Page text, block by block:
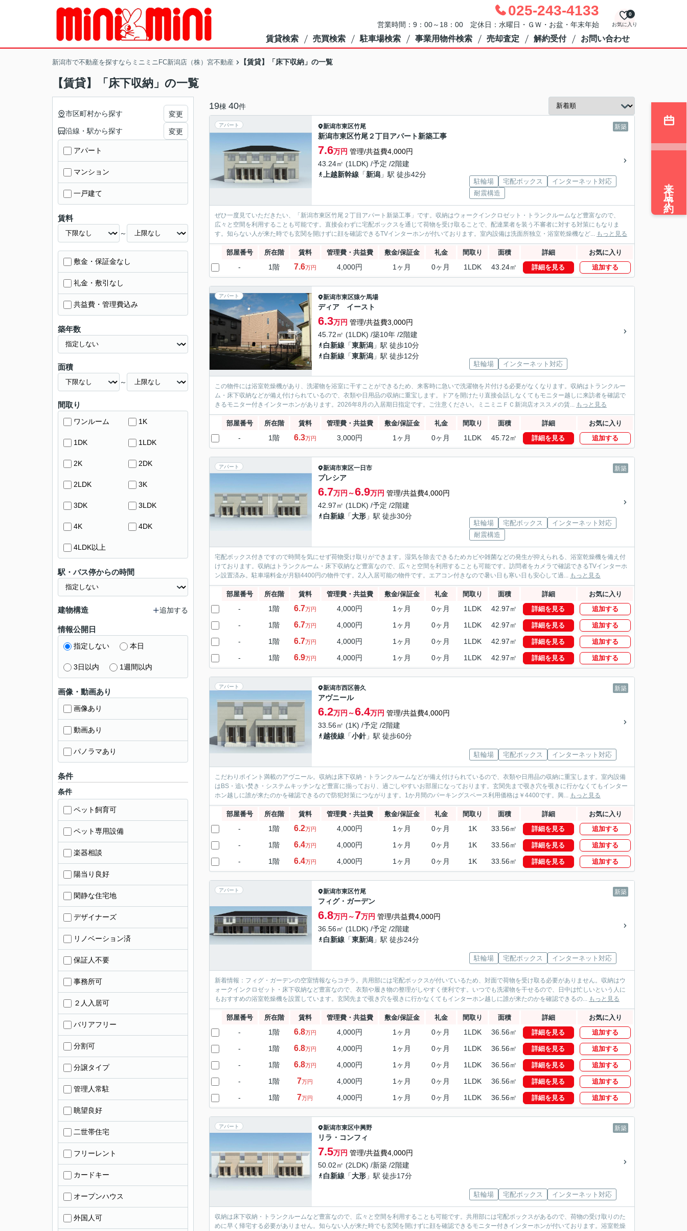
025-243-4133
営業時間：9：00～18：00 定休日：水曜日・ＧＷ・お盆・年末年始 お気に入り
0
賃貸検索 売買検索 駐車場検索 事業用物件検索 売却査定 解約受付 お問い合わせ
新潟市で不動産を探すならミニミニFC新潟店（株）宮不動産 【賃貸】「床下収納」の一覧
【賃貸】「床下収納」の一覧
19棟 40件
アパート 新築
新潟市東区竹尾
新潟市東区竹尾２丁目アパート新築工事
7.6万円 管理/共益費4,000円
43.24㎡ (1LDK) /予定 /2階建
上越新幹線 「新潟 」駅 徒歩42分
駐輪場 宅配ボックス
インターネット対応
耐震構造
ぜひ一度見ていただきたい、「新潟市東区竹尾２丁目アパート新築工事」です。収納はウォークインクロゼット・トランクルームなど豊富なので、
広々と空間を利用することも可能です。直接会わずに宅配ボックスを通じて荷物を受け取ることで、配達業者を装う不審者に対する対策にもなりま
す。知らない人が来た時でも玄関を開けずに顔を確認できるTVインターホンが付いております。室内設備は洗面所独立・浴室乾燥機など... もっと見る
部屋番号 所在階 賃料 管理費・共益費 敷金/保証金 礼金 間取り 面積 詳細 お気に入り
- 1階 7.6万円 4,000円 1ヶ月 0ヶ月 1LDK 43.24㎡ 詳細を見る 追加する
アパート 新潟市東区猿ケ馬場
ディア イースト
6.3万円 管理/共益費3,000円
45.72㎡ (1LDK) /築10年 /2階建
白新線 「東新潟 」駅 徒歩10分
白新線 「東新潟 」駅 徒歩12分
駐輪場 インターネット対応
この物件には浴室乾燥機があり、洗濯物を浴室に干すことができるため、来客時に急いで洗濯物を片付ける必要がなくなります。収納はトランクルー
ム・床下収納などが備え付けられているので、衣類や日用品の収納に重宝します。ドアを開けたり直接会話しなくてもモニター越しに来訪者を確認で
きるモニター付きインターホンがあります。2026年8月の入居期日指定です。ご注意ください。ミニミニＦＣ新潟店オススメの賃... もっと見る
部屋番号 所在階 賃料 管理費・共益費 敷金/保証金 礼金 間取り 面積 詳細 お気に入り
- 1階 6.3万円 3,000円 1ヶ月 0ヶ月 1LDK 45.72㎡ 詳細を見る 追加する
アパート 新築
新潟市東区一日市
プレシア
6.7万円～6.9万円 管理/共益費4,000円
42.97㎡ (1LDK) /予定 /2階建
白新線 「大形 」駅 徒歩30分
駐輪場 宅配ボックス
インターネット対応
耐震構造
宅配ボックス付きですので時間を気にせず荷物受け取りができます。湿気を除去できるためカビや雑菌などの発生が抑えられる、浴室乾燥機を備え付
けております。収納はトランクルーム・床下収納など豊富なので、広々と空間を利用することも可能です。訪問者をカメラで確認できるTVインターホ
ン設置済み。駐車場料金が月額4400円の物件です。2人入居可能の物件です。エアコン付きなので暑い日も寒い日も安心して過... もっと見る
部屋番号 所在階 賃料 管理費・共益費 敷金/保証金 礼金 間取り 面積 詳細 お気に入り
- 1階 6.7万円 4,000円 1ヶ月 0ヶ月 1LDK 42.97㎡ 詳細を見る 追加する
- 1階 6.7万円 4,000円 1ヶ月 0ヶ月 1LDK 42.97㎡ 詳細を見る 追加する
- 1階 6.7万円 4,000円 1ヶ月 0ヶ月 1LDK 42.97㎡ 詳細を見る 追加する
- 1階 6.9万円 4,000円 1ヶ月 0ヶ月 1LDK 42.97㎡ 詳細を見る 追加する
アパート 新築
新潟市西区善久
アヴニール
6.2万円～6.4万円 管理/共益費4,000円
33.56㎡ (1K) /予定 /2階建
越後線 「小針」駅 徒歩60分
駐輪場 宅配ボックス インターネット対応
こだわりポイント満載のアヴニール。収納は床下収納・トランクルームなどが備え付けられているので、衣類や日用品の収納に重宝します。室内設備
はBS・追い焚き・システムキッチンなど豊富に揃っており、過ごしやすいお部屋になっております。玄関先まで覗き穴を覗きに行かなくてもインター
ホン越しに誰が来たのかを確認できるので防犯対策につながります。1か月間のパーキングスペース利用価格は￥4400です。興... もっと見る
部屋番号 所在階 賃料 管理費・共益費 敷金/保証金 礼金 間取り 面積 詳細 お気に入り
- 1階 6.2万円 4,000円 1ヶ月 0ヶ月 1K 33.56㎡ 詳細を見る 追加する
- 1階 6.4万円 4,000円 1ヶ月 0ヶ月 1K 33.56㎡ 詳細を見る 追加する
- 1階 6.4万円 4,000円 1ヶ月 0ヶ月 1K 33.56㎡ 詳細を見る 追加する
アパート 新築
新潟市東区竹尾
フィグ・ガーデン
6.8万円～7万円 管理/共益費4,000円
36.56㎡ (1LDK) /予定 /2階建
白新線 「東新潟 」駅 徒歩24分
駐輪場 宅配ボックス インターネット対応
新着情報：フィグ・ガーデンの空室情報ならコチラ。共用部には宅配ボックスが付いているため、対面で荷物を受け取る必要がありません。収納はウ
ォークインクロゼット・床下収納など豊富なので、衣類や履き物の整理がしやすく便利です。いつでも洗濯物を干せるので、日中は忙しいという人に
もおすすめの浴室乾燥機を設置しています。玄関先まで覗き穴を覗きに行かなくてもインターホン越しに誰が来たのかを確認できるの... もっと見る
部屋番号 所在階 賃料 管理費・共益費 敷金/保証金 礼金 間取り 面積 詳細 お気に入り
- 1階 6.8万円 4,000円 1ヶ月 0ヶ月 1LDK 36.56㎡ 詳細を見る 追加する
- 1階 6.8万円 4,000円 1ヶ月 0ヶ月 1LDK 36.56㎡ 詳細を見る 追加する
- 1階 6.8万円 4,000円 1ヶ月 0ヶ月 1LDK 36.56㎡ 詳細を見る 追加する
- 1階 7万円 4,000円 1ヶ月 0ヶ月 1LDK 36.56㎡ 詳細を見る 追加する
- 1階 7万円 4,000円 1ヶ月 0ヶ月 1LDK 36.56㎡ 詳細を見る 追加する
アパート 新築
新潟市東区中興野
リラ・コンフィ
7.5万円 管理/共益費4,000円
50.02㎡ (2LDK) /新築 /2階建
白新線 「大形 」駅 徒歩17分
駐輪場 宅配ボックス インターネット対応
収納は床下収納・トランクルームなど豊富なので、広々と空間を利用することも可能です。共用部には宅配ボックスがあるので、荷物の受け取りのた
めに早く帰宅する必要がありません。知らない人が来た時でも玄関を開けずに顔を確認できるモニター付きインターホンが付いております。浴室乾燥
市区町村から探す 変更
沿線・駅から探す 変更
アパート
マンション
一戸建て
賃料
～
敷金・保証金なし
礼金・敷引なし
共益費・管理費込み
築年数
面積
～
間取り
ワンルーム 1K
1DK 1LDK
2K 2DK
2LDK 3K
3DK 3LDK
4K 4DK
4LDK以上
駅・バス停からの時間
建物構造 追加する
情報公開日
指定しない 本日
3日以内 1週間以内
画像・動画あり
画像あり
動画あり
パノラマあり
条件
条件
ペット飼育可
ペット専用設備
楽器相談
陽当り良好
閑静な住宅地
デザイナーズ
リノベーション済
保証人不要
事務所可
２人入居可
バリアフリー
分割可
分譲タイプ
管理人常駐
眺望良好
二世帯住宅
フリーレント
カードキー
オープンハウス
外国人可
来店予約